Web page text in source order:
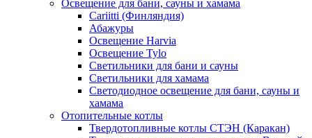
Освещение для бани, сауны и хамама
Cariitti (Финляндия)
Абажуры
Освещение Harvia
Освещение Tylo
Светильники для бани и сауны
Светильники для хамама
Светодиодное освещение для бани, сауны и
хамама
Отопительные котлы
Твердотопливные котлы СТЭН (Каракан)